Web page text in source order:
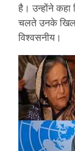
है। उन्होंने कहा
चलते उनके
विश्वसनीय।